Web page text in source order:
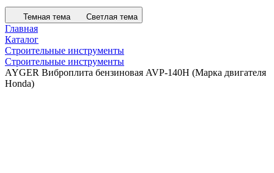
Темная тема Светлая тема
Главная
Каталог
Строительные инструменты
Строительные инструменты
AYGER Виброплита бензиновая AVP-140H (Марка двигателя
Honda)